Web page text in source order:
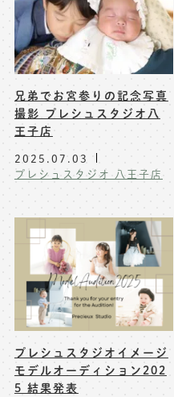
マイページ
無料会員
兄弟でお宮参りの記念写真
撮影 プレシュスタジオ八
王子店
2025.07.03
プレシュスタジオ 八王子店
プレシュスタジオイメージ
モデルオーディション202
5 結果発表